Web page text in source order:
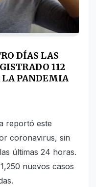
DÍAS LAS
112
LA PANDEMIA
reportó este
coronavirus, sin
últimas 24 horas.
nuevos casos